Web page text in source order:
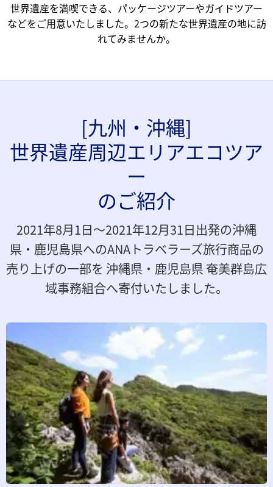
世界遺産を満喫できる、パッケージツアーやガイドツアー
などをご用意いたしました。2つの新たな世界遺産の地に訪
れてみませんか。
[九州・沖縄]
世界遺産周辺エリアエコツア
ー
のご紹介
2021年8月1日～2021年12月31日出発の沖縄
県・鹿児島県へのANAトラベラーズ旅行商品の
売り上げの一部を 沖縄県・鹿児島県 奄美群島広
域事務組合へ寄付いたしました。